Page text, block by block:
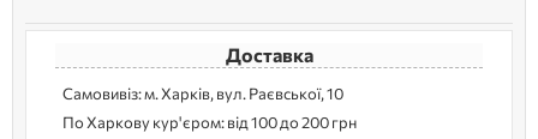
Доставка
Самовивіз: м. Харків, вул. Раєвської, 10
По Харкову кур'єром: від 100 до 200 грн